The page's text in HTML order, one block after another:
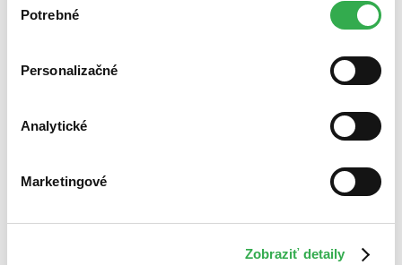
nám pomohlo, keby sme mohli používať všetky tieto
súhlasu
Potrebné
Personalizačné
Analytické
Marketingové
Zobraziť detaily
Autor Steffen Hartmann